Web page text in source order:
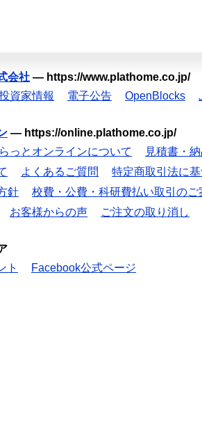
会社 — https://www.plathome.co.jp/
資家情報 電子公告 OpenBlocks
— https://online.plathome.co.jp/
っとオンラインについて
見積書・
よくあるご質問
特定商取引法に
針
校費・公費・科研費払い取引のご
お客様からの声 ご注文の取り消し
ト
Facebook公式ページ